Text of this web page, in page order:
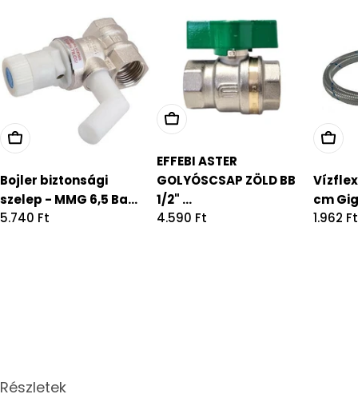
Bojler biztonsági
szelep - MMG 6,5 Ba...
Regular
5.740 Ft
EFFEBI ASTER
GOLYÓSCSAP ZÖLD BB
1/2" ...
Regular
4.590 Ft
cm
1.962 Ft
Részletek